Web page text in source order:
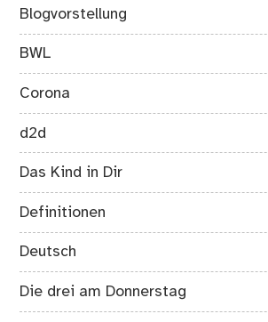
Blogvorstellung
BWL
Corona
d2d
Das Kind in Dir
Definitionen
Deutsch
Die drei am Donnerstag